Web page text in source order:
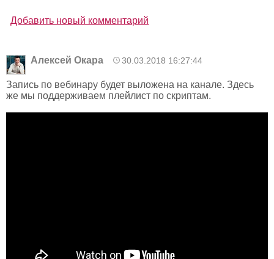
Добавить новый комментарий
Алексей Окара 30.03.2018 16:27:44
Запись по вебинару будет выложена на канале. Здесь
же мы поддерживаем плейлист по скриптам.